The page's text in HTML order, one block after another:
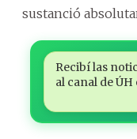
sustanció
Recibí las
al canal de